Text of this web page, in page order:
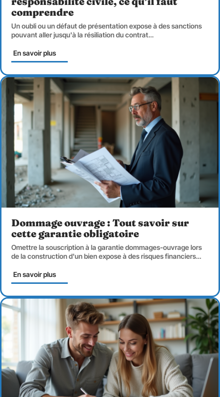
comprendre
Un oubli ou un défaut de présentation expose à des sanctions
pouvant aller jusqu'à la résiliation du contrat…
En savoir plus
Dommage ouvrage : Tout savoir sur
cette garantie obligatoire
Omettre la souscription à la garantie dommages-ouvrage lors
de la construction d'un bien expose à des risques financiers…
En savoir plus